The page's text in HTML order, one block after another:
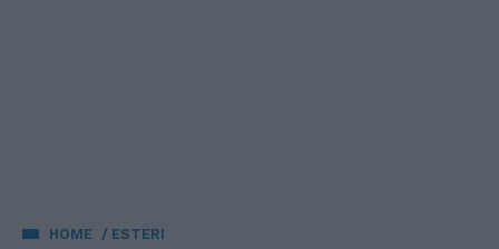
HOME ESTERI